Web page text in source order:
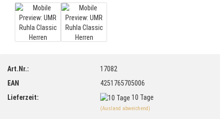
Art.Nr.:
17082
EAN
4251765705006
Lieferzeit:
10 Tage
(Ausland abweichend)